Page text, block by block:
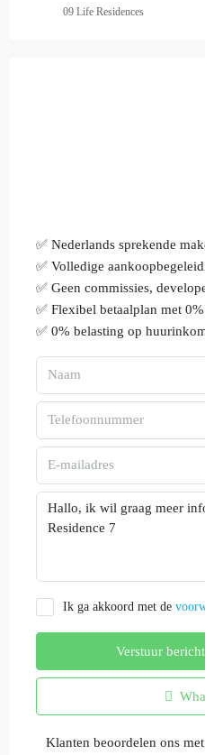
09 Life Residences
✅ Nederlands sprekende
✅ Volledige
✅ Geen commissies,
✅ Flexibel betaalplan met
✅ 0% belasting op
Ik ga akkoord met de
Verstuur
Klanten beoordelen ons